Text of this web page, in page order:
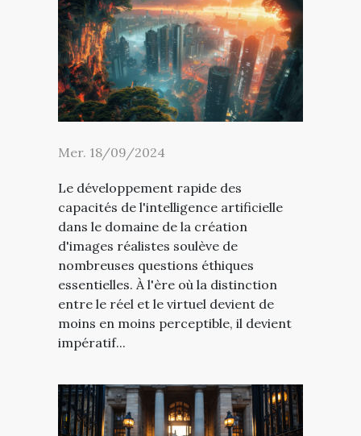
Mer. 18/09/2024
Le développement rapide des
capacités de l'intelligence artificielle
dans le domaine de la création
d'images réalistes soulève de
nombreuses questions éthiques
essentielles. À l'ère où la distinction
entre le réel et le virtuel devient de
moins en moins perceptible, il devient
impératif...